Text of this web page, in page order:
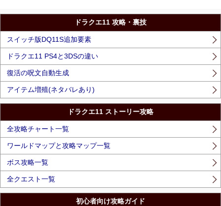
ドラクエ11 攻略・裏技
スイッチ版DQ11S追加要素
ドラクエ11 PS4と3DSの違い
復活の呪文自動生成
アイテム増殖(ネタバレあり)
ドラクエ11 ストーリー攻略
全攻略チャート一覧
ワールドマップと攻略マップ一覧
ボス攻略一覧
全クエスト一覧
初心者向け攻略ガイド